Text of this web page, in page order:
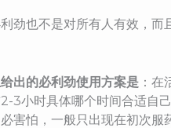
劲也不是对所有人有效，而
出的必利劲使用方案是：在
3小时具体哪个时间合适自
害怕，一般只出现在初次服